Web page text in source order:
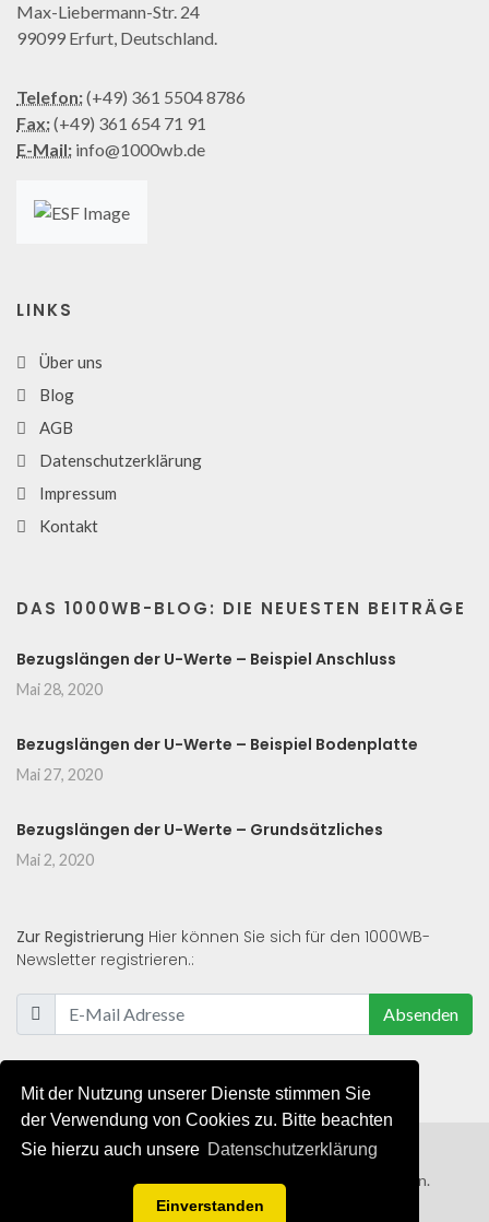
Mit der Nutzung unserer Dienste stimmen Sie
der Verwendung von Cookies zu. Bitte beachten
Sie hierzu auch unsere Datenschutzerklärung
Einverstanden
Max-Liebermann-Str. 24
99099 Erfurt, Deutschland.
Telefon:(+49) 361 5504 8786
Fax:(+49) 361 654 71 91
E-Mail: info@1000wb.de
LINKS
Über uns
Blog
AGB
Datenschutzerklärung
Impressum
Kontakt
DAS 1000WB-BLOG: DIE NEUESTEN BEITRÄGE
Bezugslängen der U-Werte – Beispiel Anschluss
Mai 28, 2020
Bezugslängen der U-Werte – Beispiel Bodenplatte
Mai 27, 2020
Bezugslängen der U-Werte – Grundsätzliches
Mai 2, 2020
Zur Registrierung Hier können Sie sich für den 1000WB-
Newsletter registrieren.:
Absenden
© 2019 - 2021 - Alle Rechte von 1000WB vorbehalten.
AGB/Datenschutzerklärung